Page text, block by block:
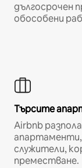
дългосрочен
обособени
Търсите
Airbnb
апартаменти,
служители,
преместване.